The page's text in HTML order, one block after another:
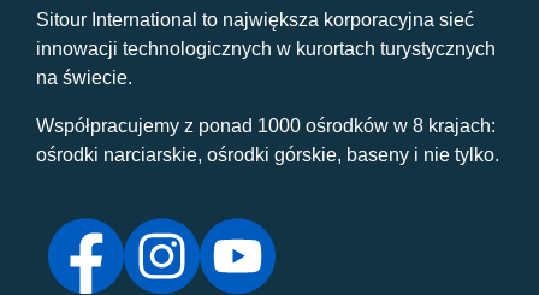
Sitour International to największa korporacyjna sieć
innowacji technologicznych w kurortach turystycznych
na świecie.
Współpracujemy z ponad 1000 ośrodków w 8 krajach:
ośrodki narciarskie, ośrodki górskie, baseny i nie tylko.